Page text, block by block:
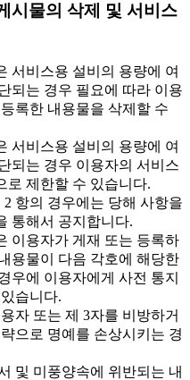
시물의 삭제 및 서비스
서비스용 설비의 용량에 여
되는 경우 필요에 따라 이용
록한 내용물을 삭제할 수
서비스용 설비의 용량에 여
되는 경우 이용자의 서비스
로 제한할 수 있습니다.
항의 경우에는 당해 사항을
통해서 공지합니다.
이용자가 게재 또는 등록하
용물이 다음 각호에 해당한
우에 이용자에게 사전 통지
습니다.
자 또는 제 3자를 비방하거
으로 명예를 손상시키는 경
및 미풍양속에 위반되는 내